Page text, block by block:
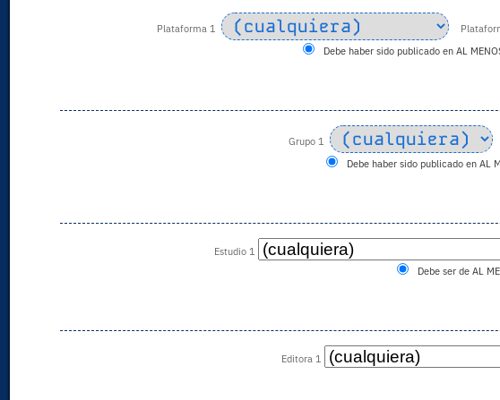
Plataforma 1
Debe haber sido publicado en AL
Grupo 1
Debe haber sido publicado en AL
Estudio 1
Debe ser de AL
Editora 1